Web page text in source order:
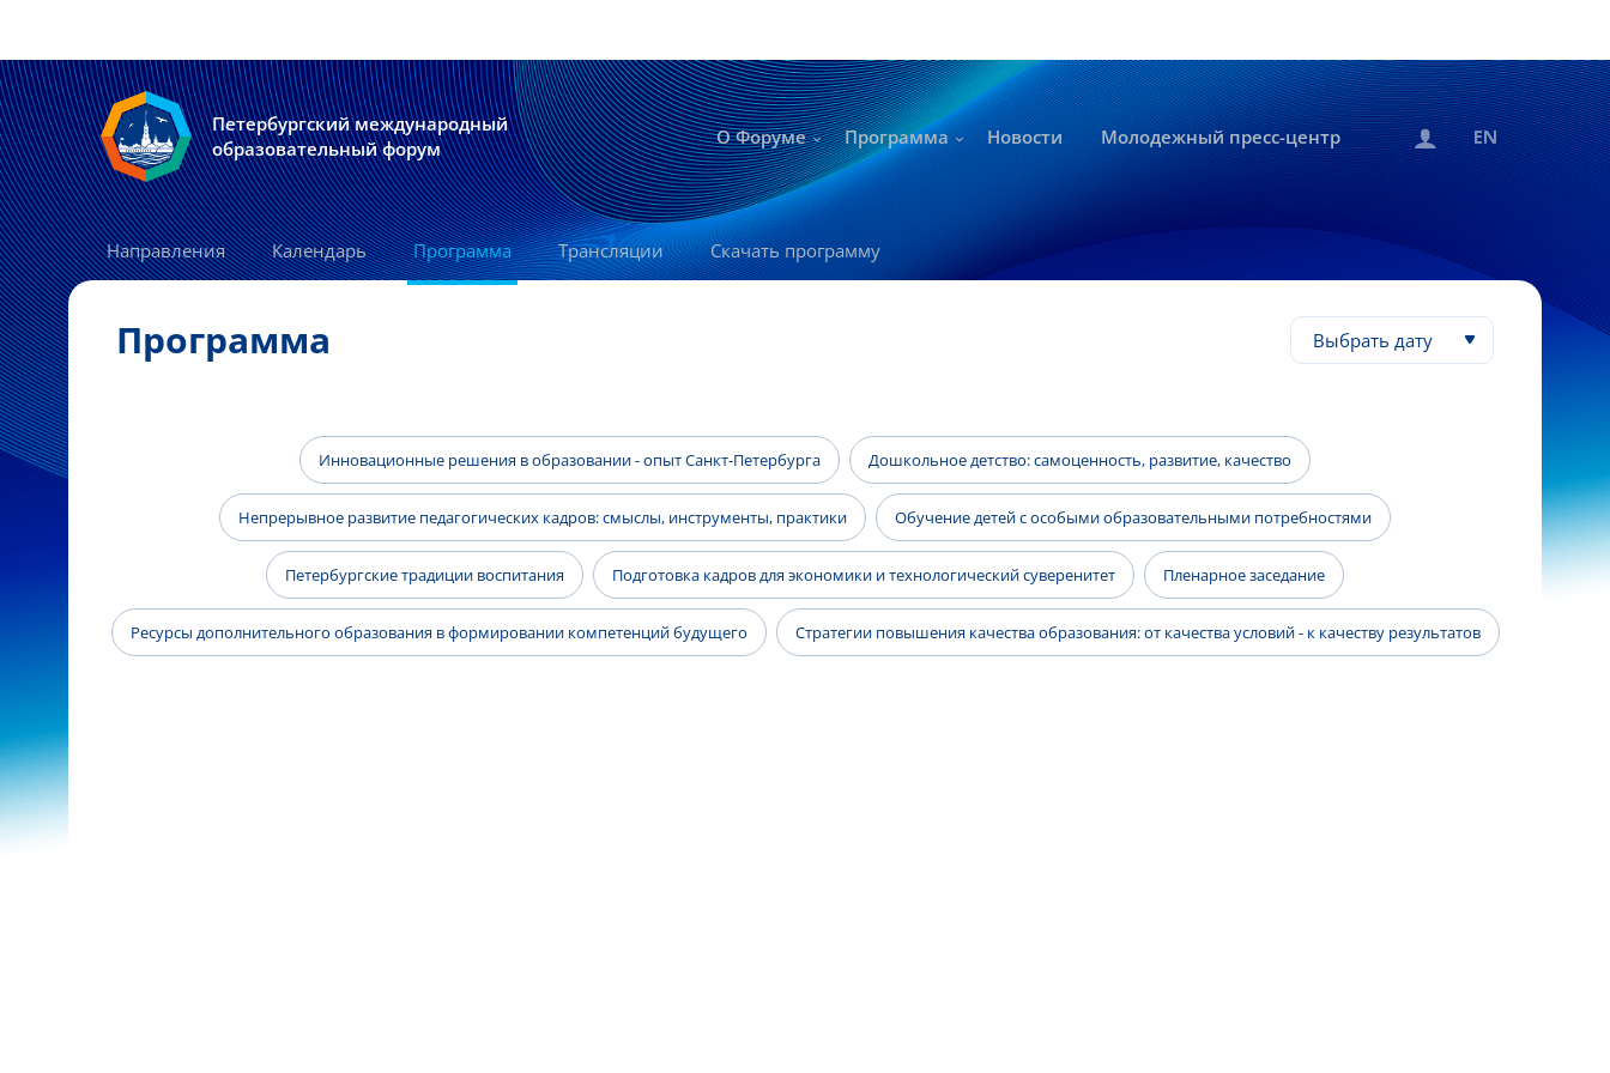
Петербургский международный
образовательный форум
О Форуме Программа Новости Молодежный пресс-центр
Направления Календарь Программа Трансляции Скачать программу
Программа Выбрать дату
Инновационные решения в образовании - опыт Санкт-Петербурга Дошкольное детство: самоценность, развитие, качество
Непрерывное развитие педагогических кадров: смыслы, инструменты, практики Обучение детей с особыми образовательными потребностями
Петербургские традиции воспитания Подготовка кадров для экономики и технологический суверенитет Пленарное заседание
Ресурсы дополнительного образования в формировании компетенций будущего Стратегии повышения качества образования: от качества условий - к качеству результатов